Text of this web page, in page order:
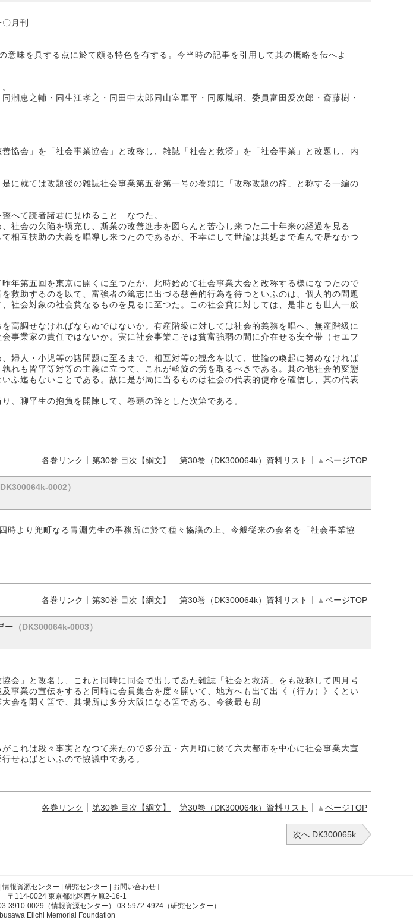
刊
味を具する点に於て頗る特色を有する。今当時の記事を引用して其の概略を伝へよ
之輔・同生江孝之・同田中太郎同山室軍平・同原胤昭、委員富田愛次郎・斎藤樹・
会」を「社会事業協会」と改称し、雑誌「社会と救済」を「社会事業」と改題し、内
に就ては改題後の雑誌社会事業第五巻第一号の巻頭に「改称改題の辞」と称する一編の
へて読者諸君に見ゆることゝなつた。
会の欠陥を塡充し、斯業の改善進歩を図らんと苦心し来つた二十年来の経過を見る
相互扶助の大義を唱導し来つたのであるが、不幸にして世論は其処まで進んで居なかつ
年第五回を東京に開くに至つたが、此時始めて社会事業大会と改称する様になつたので
救助するのを以て、富強者の篤志に出づる慈善的行為を待つといふのは、個人的の問題
社会対象の社会貧なるものを見るに至つた。この社会貧に対しては、是非とも世人一般
調せなければならぬではないか。有産階級に対しては社会的義務を唱へ、無産階級に
事業家の責任ではないか。実に社会事業こそは貧富強弱の間に介在せる安全帯（セエフ
人・小児等の諸問題に至るまで、相互対等の観念を以て、世論の喚起に努めなければ
れも皆平等対等の主義に立つて、これが斡旋の労を取るべきである。其の他社会的変態
ふ迄もないことである。故に是が局に当るものは社会の代表的使命を確信し、其の代表
聊平生の抱負を開陳して、巻頭の辞とした次第である。
各巻リンク 第30巻 目次【綱文】 第30巻（DK300064k）資料リスト ▲ページTOP
DK300064k-0002）
より兜町なる青淵先生の事務所に於て種々協議の上、今般従来の会名を「社会事業協
各巻リンク 第30巻 目次【綱文】 第30巻（DK300064k）資料リスト ▲ページTOP
ー （DK300064k-0003）
」と改名し、これと同時に同会で出してゐた雑誌「社会と救済」をも改称して四月号
事業の宣伝をすると同時に会員集合を度々開いて、地方へも出て出《（行カ）》くとい
会を開く筈で、其場所は多分大阪になる筈である。今後最も刮
これは段々事実となつて来たので多分五・六月頃に於て六大都市を中心に社会事業大宣
せねばといふので協議中である。
各巻リンク 第30巻 目次【綱文】 第30巻（DK300064k）資料リスト ▲ページTOP
次へ DK300065k
情報資源センター 研究センター お問い合わせ]
〒114-0024 東京都北区西ケ原2-16-1
3910-0029（情報資源センター） 03-5972-4924（研究センター）
Eiichi Memorial Foundation